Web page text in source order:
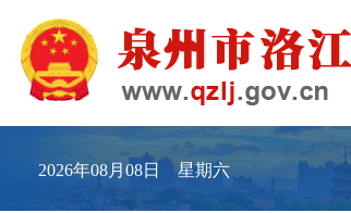
2026年08月08日 星期六